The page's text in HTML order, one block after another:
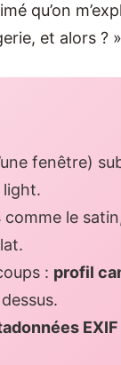
qu’on
et alors ?
fenêtre)
light.
comme le
: profil
EXIF